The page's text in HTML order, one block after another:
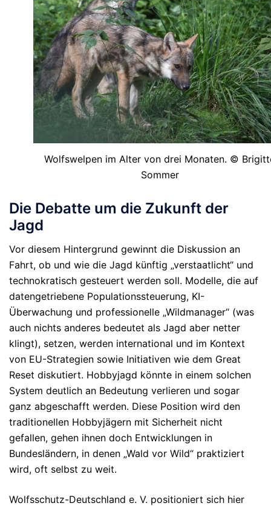
Wolfswelpen im Alter von drei Monaten. ©
Sommer
Die Debatte um die Zukunft der
Jagd
Vor diesem Hintergrund gewinnt die Diskussion an
Fahrt, ob und wie die Jagd künftig „verstaatlicht“ und
technokratisch gesteuert werden soll. Modelle, die auf
datengetriebene Populationssteuerung, KI-
Überwachung und professionelle „Wildmanager“ (was
auch nichts anderes bedeutet als Jagd aber netter
klingt), setzen, werden international und im Kontext
von EU-Strategien sowie Initiativen wie dem Great
Reset diskutiert. Hobbyjagd könnte in einem solchen
System deutlich an Bedeutung verlieren und sogar
ganz abgeschafft werden. Diese Position wird den
traditionellen Hobbyjägern mit Sicherheit nicht
gefallen, gehen ihnen doch Entwicklungen in
Bundesländern, in denen „Wald vor Wild“ praktiziert
wird, oft selbst zu weit.
Wolfsschutz-Deutschland e. V. positioniert sich hier